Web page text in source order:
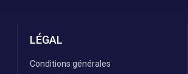
LÉGAL
Conditions générales